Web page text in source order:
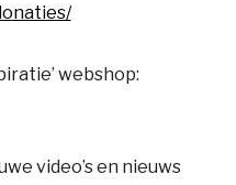
webshop:
video’s en nieuws